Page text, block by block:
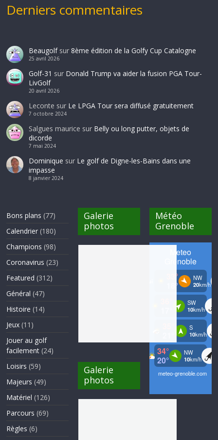
Derniers commentaires
Beaugolfsur 8ème édition de la Golfy Cup Catalogne
25 avril 2026
Golf-31 sur Donald Trump va aider la fusion PGA Tour-
LivGolf
20 avril 2026
Leconte sur Le LPGA Tour sera diffusé gratuitement
7 octobre 2024
Salgues maurice sur Belly ou long putter, objets de
dicorde
7 mai 2024
Dominique sur Le golf de Digne-les-Bains dans une
impasse
8 janvier 2024
Bons plans (77)
Calendrier (180)
Champions (98)
Coronavirus (23)
Featured (312)
Général (47)
Histoire (14)
Jeux (11)
Jouer au golf
facilement (24)
Loisirs (59)
Majeurs (49)
Matériel (126)
Parcours (69)
Règles (6)
Galerie
photos
Galerie
photos
Météo
Grenoble